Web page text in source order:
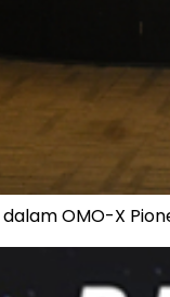
OMO-X